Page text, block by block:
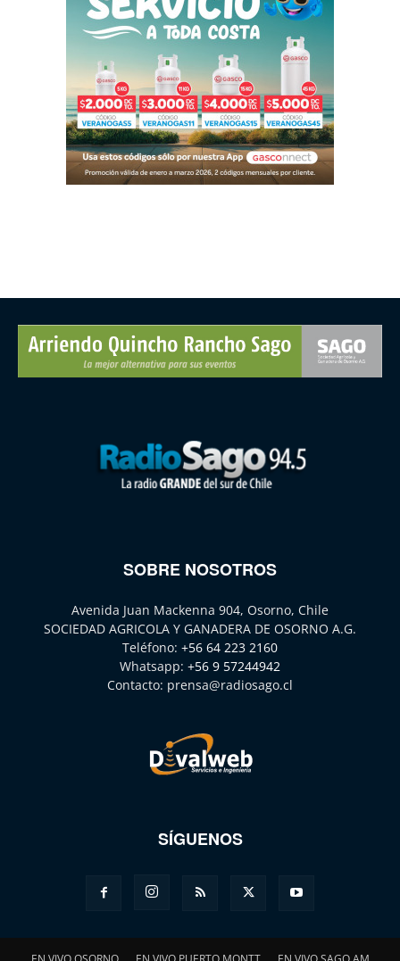
SOBRE NOSOTROS
Avenida Juan Mackenna 904, Osorno, Chile
SOCIEDAD AGRICOLA Y GANADERA DE OSORNO A.G.
Teléfono: +56 64 223 2160
Whatsapp: +56 9 57244942
Contacto: prensa@radiosago.cl
SÍGUENOS